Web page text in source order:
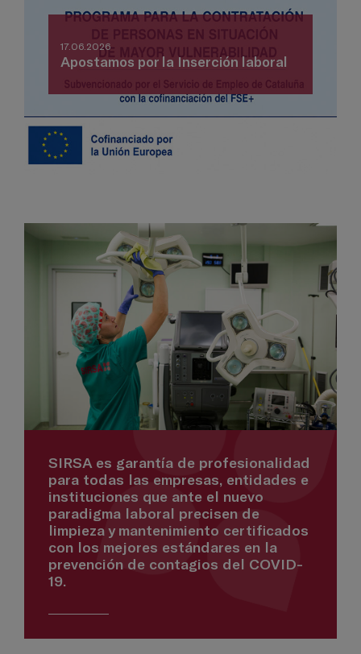
17.06.2026
Apostamos por la Inserción laboral
SIRSA es garantía de profesionalidad
para todas las empresas, entidades e
instituciones que ante el nuevo
paradigma laboral precisen de
limpieza y mantenimiento certificados
con los mejores estándares en la
prevención de contagios del COVID-
19.